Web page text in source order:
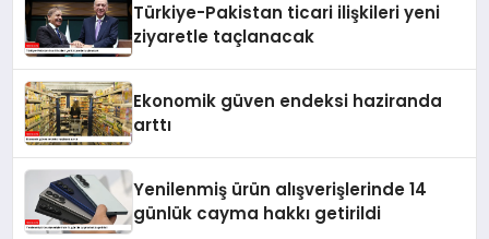
Türkiye-Pakistan ticari ilişkileri yeni
ziyaretle taçlanacak
Ekonomik güven endeksi haziranda
arttı
Yenilenmiş ürün alışverişlerinde 14
günlük cayma hakkı getirildi